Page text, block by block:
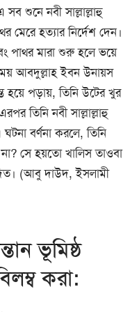
শুনে নবী সাল্লাল্লাহু
মেরে হত্যার নির্দেশ দেন।
পাথর মারা শুরু হলে ভয়ে
আবদুল্লাহ ইবন উনায়স
হয়ে পড়ায়, তিনি উটের খুর
তিনি নবী সাল্লাল্লাহু
বর্ণনা করলে, তিনি
সে হয়তো খালিস তাওবা
(আবু দাউদ, ইসলামী
ভূমিষ্ঠ
করা: